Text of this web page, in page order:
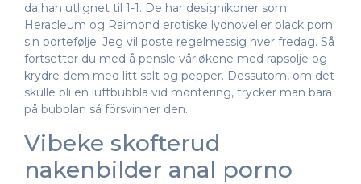
da han utlignet til 1-1. De har designikoner som
Heracleum og Raimond erotiske lydnoveller black porn
sin portefølje. Jeg vil poste regelmessig hver fredag. Så
fortsetter du med å pensle vårløkene med rapsolje og
krydre dem med litt salt og pepper. Dessutom, om det
skulle bli en luftbubbla vid montering, trycker man bara
på bubblan så försvinner den.
Vibeke skofterud
nakenbilder anal porno